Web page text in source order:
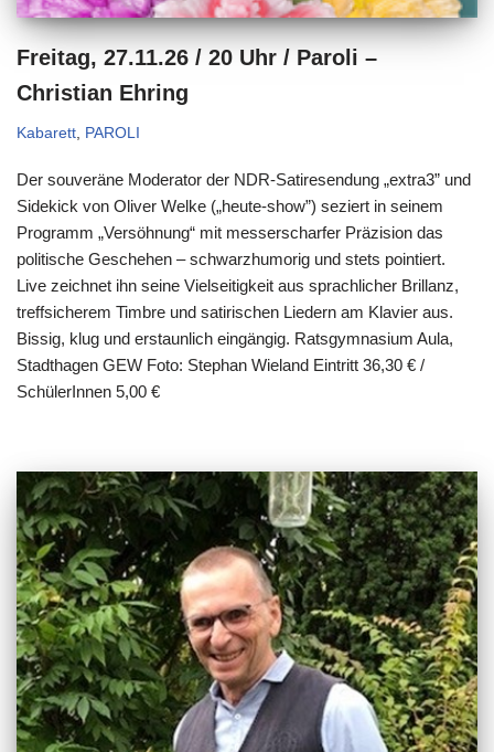
Freitag, 27.11.26 / 20 Uhr / Paroli –
Christian Ehring
Kabarett PAROLI
Der souveräne Moderator der NDR-Satiresendung „extra3” und
Sidekick von Oliver Welke („heute-show”) seziert in seinem
Programm „Versöhnung“ mit messerscharfer Präzision das
politische Geschehen – schwarzhumorig und stets pointiert.
Live zeichnet ihn seine Vielseitigkeit aus sprachlicher Brillanz,
treffsicherem Timbre und satirischen Liedern am Klavier aus.
Bissig, klug und erstaunlich eingängig. Ratsgymnasium Aula,
Stadthagen GEW Foto: Stephan Wieland Eintritt 36,30 € /
SchülerInnen 5,00 €